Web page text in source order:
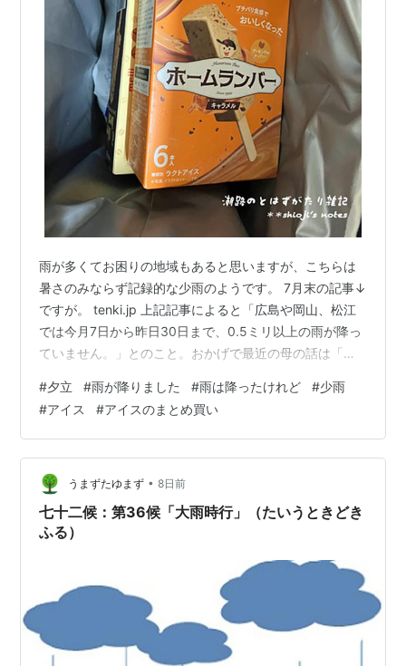
雨が多くてお困りの地域もあると思いますが、こちらは
暑さのみならず記録的な少雨のようです。 7月末の記事↓
ですが。 tenki.jp 上記記事によると「広島や岡山、松江
では今月7日から昨日30日まで、0.5ミリ以上の雨が降っ
ていません。」とのこと。おかげで最近の母の話は「少
物が(以下略)」とばかり。 すると昨日夕方からですが、
ほんと久しぶりにまとまった雨が降りました。それも夕
立というよりゲリラ雷雨の入り口のようなしっかりとし
たレベルで☔️。雷は鳴るわ風は吹くわ、もちろん雨はざ
ざ降りであたりはとってもしっとりと。気温もぐんと下
がってきて、もう大喜び…
#夕立 #雨が降りました #雨は降ったけれど #少雨
#アイス #アイスのまとめ買い
うまずたゆまず • 8日前
七十二候：第36候「大雨時行」（たいうときどき
ふる）